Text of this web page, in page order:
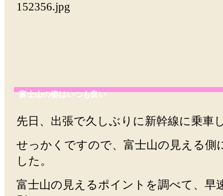
富士山の姿はいつも良い
先日、出張で久しぶりに新幹線に乗車
せっかくですので、富士山の見える側
した。
富士山の見えるポイントを調べて、早